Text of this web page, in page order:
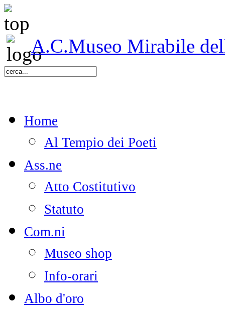
A.C.Museo Mirabile
Home
Al Tempio dei Poeti
Ass.ne
Atto Costitutivo
Statuto
Com.ni
Museo shop
Info-orari
Albo d'oro